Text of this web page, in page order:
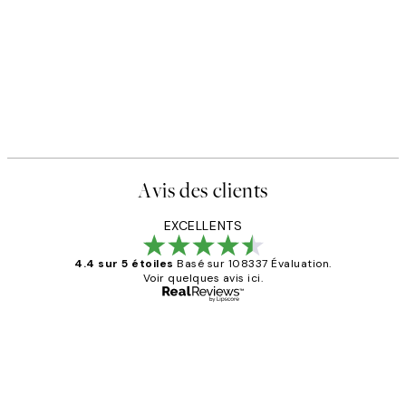
Avis des clients
EXCELLENTS
4.4 sur 5 étoiles Basé sur 108337 Évaluation.
Voir quelques avis ici.